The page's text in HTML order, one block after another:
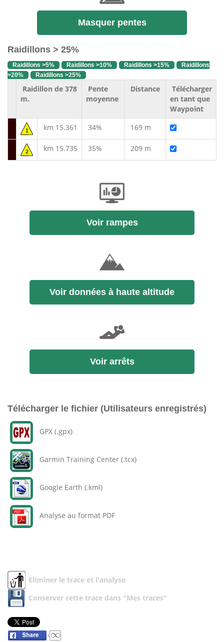
Masquer pentes
Raidillons > 25%
Raidillons >5% Raidillons >10% Raidillons >15%
Raidillons
>20%
Raidillons >25%
Raidillon de 378
m.
Pente
moyenne
Distance
Télécharger
en tant que
Waypoint
1 km 15.361 34% 169 m
2 km 15.735 35% 209 m
Voir rampes
Voir données à haute altitude
Voir arrêts
Télécharger le fichier (Utilisateurs enregistrés)
GPX (.gpx)
Garmin Training Center (.tcx)
Google Earth (.kml)
Analyse au format PDF
Eliminer le trace et l'analyse
Conserver cette trace dans "Mes traces"